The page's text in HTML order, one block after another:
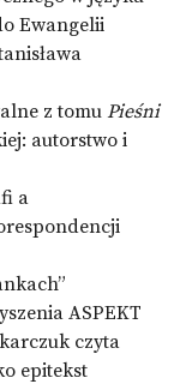
Ewangelii
z tomu Pieśni
autorstwo i
a
ASPEKT
czyta
epitekst